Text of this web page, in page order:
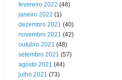
fevereiro 2022 (48)
janeiro 2022 (1)
dezembro 2021 (40)
novembro 2021 (42)
outubro 2021 (48)
setembro 2021 (57)
agosto 2021 (44)
julho 2021 (73)